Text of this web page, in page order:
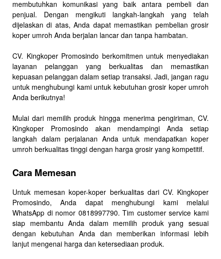
membutuhkan komunikasi yang baik antara pembeli dan
penjual. Dengan mengikuti langkah-langkah yang telah
dijelaskan di atas, Anda dapat memastikan pembelian grosir
koper umroh Anda berjalan lancar dan tanpa hambatan.
CV. Kingkoper Promosindo berkomitmen untuk menyediakan
layanan pelanggan yang berkualitas dan memastikan
kepuasan pelanggan dalam setiap transaksi. Jadi, jangan ragu
untuk menghubungi kami untuk kebutuhan grosir koper umroh
Anda berikutnya!
Mulai dari memilih produk hingga menerima pengiriman, CV.
Kingkoper Promosindo akan mendampingi Anda setiap
langkah dalam perjalanan Anda untuk mendapatkan koper
umroh berkualitas tinggi dengan harga grosir yang kompetitif.
Cara Memesan
Untuk memesan koper-koper berkualitas dari CV. Kingkoper
Promosindo, Anda dapat menghubungi kami melalui
WhatsApp di nomor 0818997790. Tim customer service kami
siap membantu Anda dalam memilih produk yang sesuai
dengan kebutuhan Anda dan memberikan informasi lebih
lanjut mengenai harga dan ketersediaan produk.